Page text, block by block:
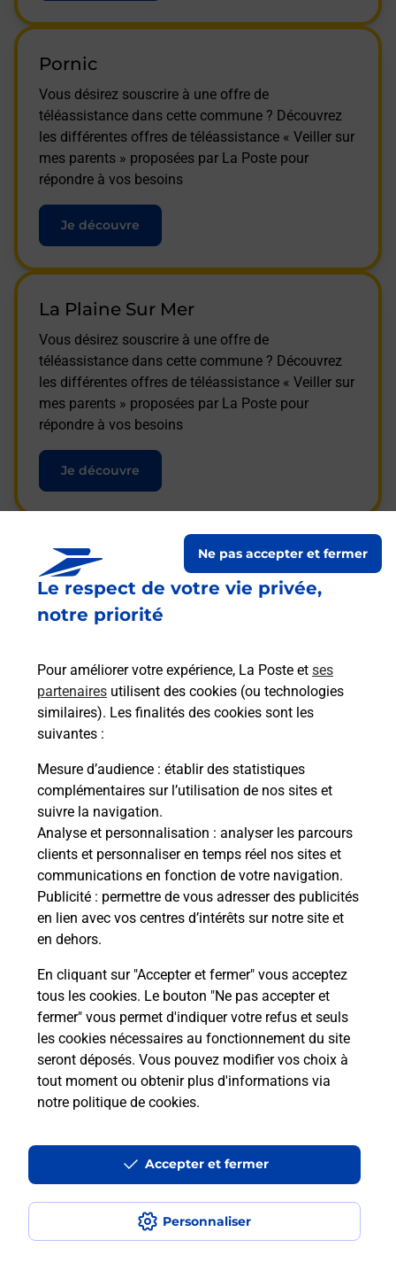
Le respect de votre vie privée,
notre priorité
Pour améliorer votre expérience, La Poste et ses
partenaires utilisent des cookies (ou technologies
similaires). Les finalités des cookies sont les
suivantes :
Mesure d’audience : établir des statistiques
complémentaires sur l’utilisation de nos sites et
suivre la navigation.
Analyse et personnalisation : analyser les parcours
clients et personnaliser en temps réel nos sites et
communications en fonction de votre navigation.
Publicité : permettre de vous adresser des publicités
en lien avec vos centres d’intérêts sur notre site et
en dehors.
En cliquant sur "Accepter et fermer" vous acceptez
tous les cookies. Le bouton "Ne pas accepter et
fermer" vous permet d'indiquer votre refus et seuls
les cookies nécessaires au fonctionnement du site
seront déposés. Vous pouvez modifier vos choix à
tout moment ou obtenir plus d'informations via
notre politique de cookies.
Personnaliser
Ne pas accepter et fermer
Accepter et fermer
Pornic
Vous désirez souscrire à une offre de
téléassistance dans cette commune ? Découvrez
les différentes offres de téléassistance « Veiller sur
mes parents » proposées par La Poste pour
répondre à vos besoins
Je découvre
La Plaine Sur Mer
Vous désirez souscrire à une offre de
téléassistance dans cette commune ? Découvrez
les différentes offres de téléassistance « Veiller sur
mes parents » proposées par La Poste pour
répondre à vos besoins
Je découvre
Questions fréquemment
posées
La téléassistance classique avec
médaillon d’alarme qu’est ce que
c’est ?
Comment fonctionne la
téléassistance classique ?
Comment est installée la
téléassistance classique ?
Localiser Liste
Liste - téléassistance
Loire-Atlantique - téléassistance
St Pere En Retz - téléassistance
Accessibilité : partiellement conforme
Conditions contractuelles
Mentions légales